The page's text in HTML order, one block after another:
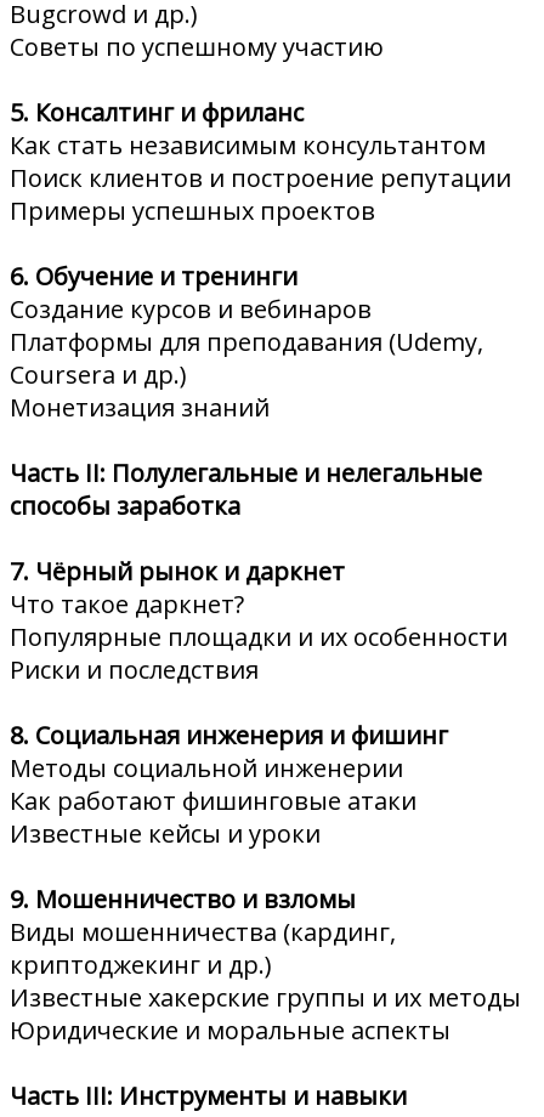
Bugcrowd и др.)
Советы по успешному участию
5. Консалтинг и фриланс
Как стать независимым консультантом
Поиск клиентов и построение репутации
Примеры успешных проектов
6. Обучение и тренинги
Создание курсов и вебинаров
Платформы для преподавания (Udemy,
Coursera и др.)
Монетизация знаний
Часть II: Полулегальные и нелегальные
способы заработка
7. Чёрный рынок и даркнет
Что такое даркнет?
Популярные площадки и их особенности
Риски и последствия
8. Социальная инженерия и фишинг
Методы социальной инженерии
Как работают фишинговые атаки
Известные кейсы и уроки
9. Мошенничество и взломы
Виды мошенничества (кардинг,
криптоджекинг и др.)
Известные хакерские группы и их методы
Юридические и моральные аспекты
Часть III: Инструменты и навыки